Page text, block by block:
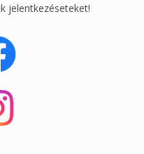
jelentkezéseteket!